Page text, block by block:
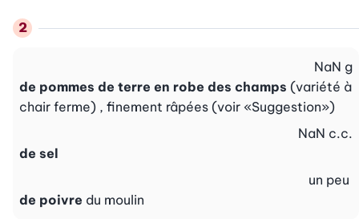
de pommes de terre en robe des champs (variété à
chair ferme) , finement râpées (voir «Suggestion»)
NaN g
de sel
NaN c.c.
de poivre du moulin
un peu